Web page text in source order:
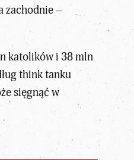
zachodnie –
katolików i 38 mln
think tanku
sięgnąć w